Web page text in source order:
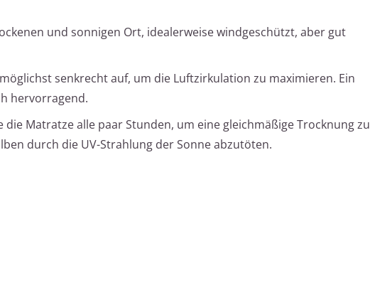
und sonnigen Ort, idealerweise windgeschützt, aber gut
senkrecht auf, um die Luftzirkulation zu maximieren. Ein
hervorragend.
die Matratze alle paar Stunden, um eine gleichmäßige Trocknung zu
durch die UV-Strahlung der Sonne abzutöten.